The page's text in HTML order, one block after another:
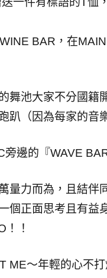
BAR，在
舞池大家不分國籍
趴（因為每家的音
邊的『WAVE
量力而為，且結伴
個正面思考且有益
！
ME～年輕的心不